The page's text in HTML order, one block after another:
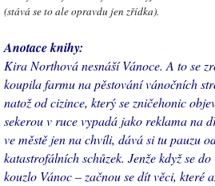
(stává se to ale opravdu jen zřídka).
Anotace knihy:
Kira Northová nesnáší Vánoce. A to se
koupila farmu na pěstování vánočních
natož od cizince, který se zničehonic
sekerou v ruce vypadá jako reklama na
ve městě jen na chvíli, dává si tu pauzu
katastrofálních schůzek. Jenže když se
kouzlo Vánoc – začnou se dít věci, které